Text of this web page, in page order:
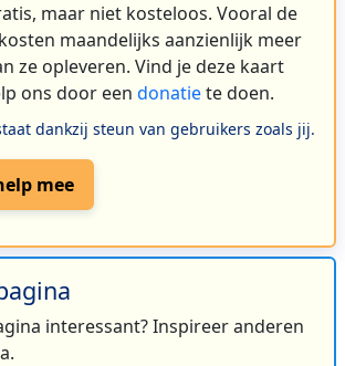
maar niet kosteloos. Vooral de
maandelijks aanzienlijk meer
ze opleveren. Vind je deze kaart
ons door een donatiete doen.
dankzij steun van gebruikers zoals jij.
mee
interessant? Inspireer anderen